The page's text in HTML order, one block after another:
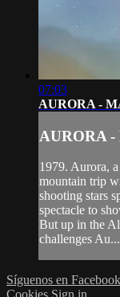
07:03
AURORA -
AURORA
1979. Aurora,
mountain trip
shooting stars
spectacle to
But up in the
challenges Au...
Síguenos en Facebook